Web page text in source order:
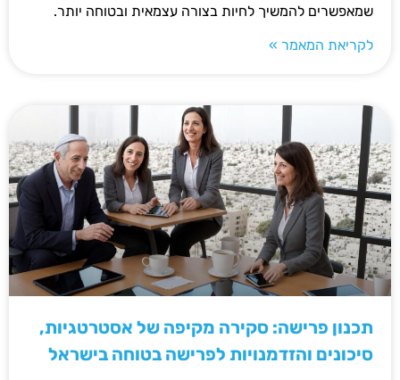
שמאפשרים להמשיך לחיות בצורה עצמאית ובטוחה יותר.
לקריאת המאמר »
תכנון פרישה: סקירה מקיפה של אסטרטגיות,
סיכונים והזדמנויות לפרישה בטוחה בישראל